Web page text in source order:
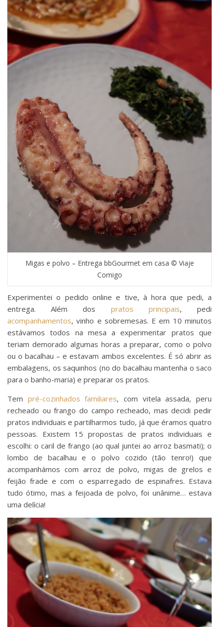
Migas e polvo – Entrega bbGourmet em casa © Viaje
Comigo
Experimentei o pedido online e tive, à hora que pedi, a
entrega. Além dos pratos principais, pedi
acompanhamentos, vinho e sobremesas. E em 10 minutos
estávamos todos na mesa a experimentar pratos que
teriam demorado algumas horas a preparar, como o polvo
ou o bacalhau – e estavam ambos excelentes. É só abrir as
embalagens, os saquinhos (no do bacalhau mantenha o saco
para o banho-maria) e preparar os pratos.
Tem pré-cozinhados familiares, com vitela assada, peru
recheado ou frango do campo recheado, mas decidi pedir
pratos individuais e partilharmos tudo, já que éramos quatro
pessoas. Existem 15 propostas de pratos individuais e
escolhi: o caril de frango (ao qual juntei ao arroz basmati); o
lombo de bacalhau e o polvo cozido (tão tenro!) que
acompanhámos com arroz de polvo, migas de grelos e
feijão frade e com o esparregado de espinafres. Estava
tudo ótimo, mas a feijoada de polvo, foi unânime… estava
uma delícia!